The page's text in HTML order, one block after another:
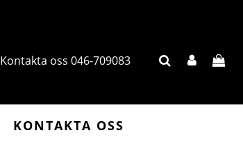
Kontakta oss 046-709083
KONTAKTA OSS